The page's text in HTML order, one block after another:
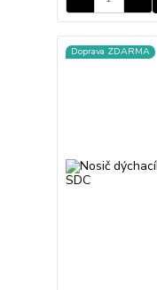
Doprava ZDARMA